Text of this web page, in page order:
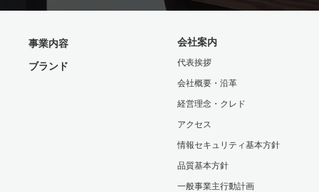
事業内容
ブランド
会社案内
代表挨拶
会社概要・沿革
経営理念・クレド
アクセス
情報セキュリティ基本方針
品質基本方針
一般事業主行動計画